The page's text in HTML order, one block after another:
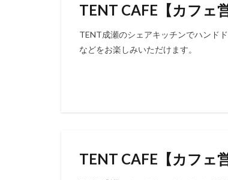
TENT CAFE【カフェ営
TENT成瀬のシェアキッチンでハンド
などをお楽しみいただけます。
TENT CAFE【カフェ営